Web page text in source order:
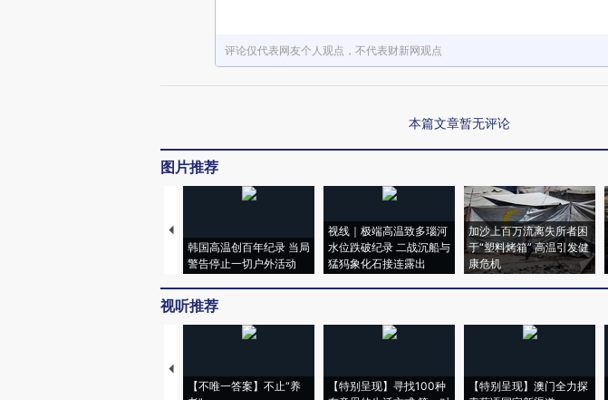
评论仅代表网友个人观点，不代表财新网观点
本篇文章暂无评论
图片推荐
韩国高温创百年纪录 当局
警告停止一切户外活动
视线｜极端高温致多瑙河
水位跌破纪录 二战沉船与
猛犸象化石接连露出
加沙上百万流离失所者困
于“塑料烤箱” 高温引发健
康危机
视听推荐
【不唯一答案】不止“养
【特别呈现】寻找100种
【特别呈现】澳门全力探